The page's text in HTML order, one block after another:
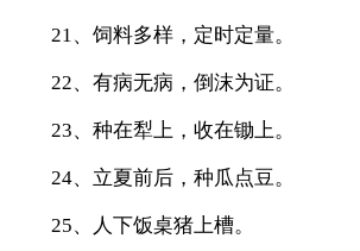
21、饲料多样，定时定量。
22、有病无病，倒沫为证。
23、种在犁上，收在锄上。
24、立夏前后，种瓜点豆。
25、人下饭桌猪上槽。